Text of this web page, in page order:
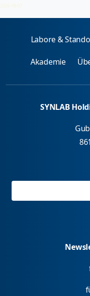
2026-08-07
Labore &
Akademie
SYNLAB